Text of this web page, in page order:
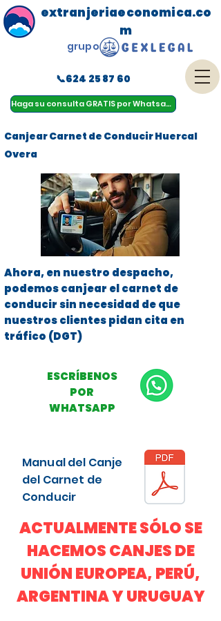
Haga su consulta GRATIS por Whatsapp
menu
extranjeriaeconomica.co
m
📞624 25 87 60
grupo
Canjear Carnet de Conducir Huercal
Overa
Ahora, en nuestro despacho,
podemos canjear el carnet de
conducir sin necesidad de que
nuestros clientes pidan cita en
tráfico (DGT)
ESCRÍBENOS
POR
WHATSAPP
Manual del Canje
del Carnet de
Conducir
ACTUALMENTE SÓLO SE
HACEMOS CANJES DE
UNIÓN EUROPEA, PERÚ,
ARGENTINA Y URUGUAY